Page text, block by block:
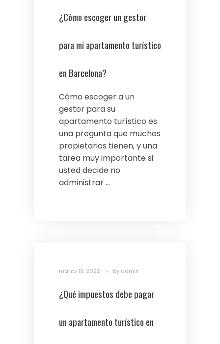
¿Cómo escoger un gestor
para mi apartamento turístico
en Barcelona?
Cómo escoger a un
gestor para su
apartamento turístico es
una pregunta que muchos
propietarios tienen, y una
tarea muy importante si
usted decide no
administrar ...
marzo 19, 2022 by admin
¿Qué impuestos debe pagar
un apartamento turístico en